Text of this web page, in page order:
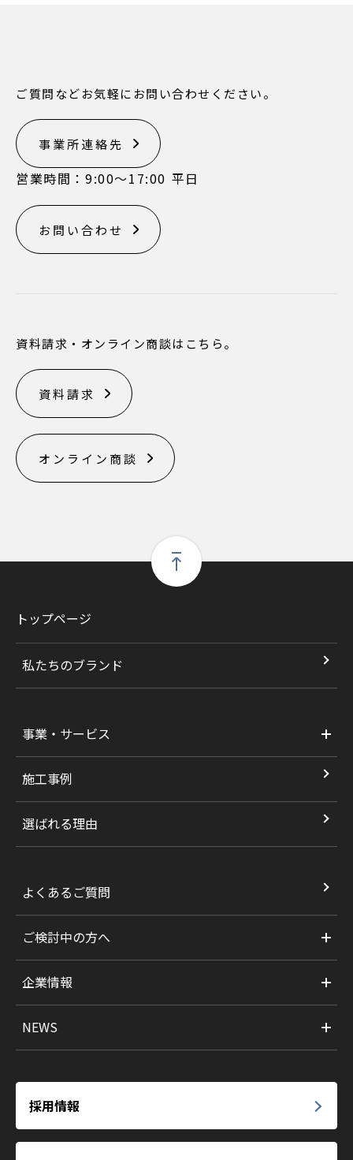
ご質問などお気軽にお問い合わせください。
事業所連絡先
営業時間：9:00〜17:00 平日
お問い合わせ
資料請求・オンライン商談はこちら。
資料請求
オンライン商談
トップページ
私たちのブランド
事業・サービス
施工事例
選ばれる理由
よくあるご質問
ご検討中の方へ
企業情報
NEWS
採用情報